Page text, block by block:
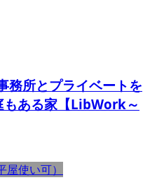
務所とプライベートを
もある家【LibWork～
屋使い可）